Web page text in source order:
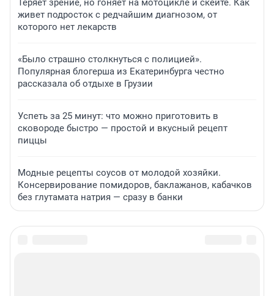
Теряет зрение, но гоняет на мотоцикле и скейте. Как
живет подросток с редчайшим диагнозом, от
которого нет лекарств
«Было страшно столкнуться с полицией».
Популярная блогерша из Екатеринбурга честно
рассказала об отдыхе в Грузии
Успеть за 25 минут: что можно приготовить в
сковороде быстро — простой и вкусный рецепт
пиццы
Модные рецепты соусов от молодой хозяйки.
Консервирование помидоров, баклажанов, кабачков
без глутамата натрия — сразу в банки